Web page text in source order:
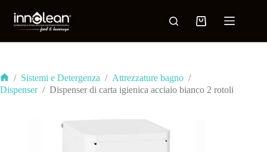
/ Sistemi e Detergenza / Attrezzature bagno /
Dispenser / Dispenser di carta igienica acciaio bianco 2 rotoli